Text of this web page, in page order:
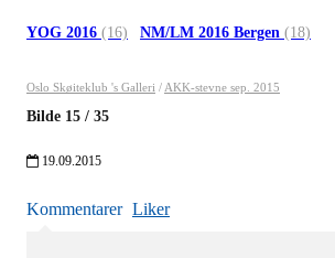
YOG 2016 (16) NM/LM 2016 Bergen (18)
Oslo Skøiteklub 's Galleri / AKK-stevne sep. 2015
Bilde 15 / 35
19.09.2015
Kommentarer Liker